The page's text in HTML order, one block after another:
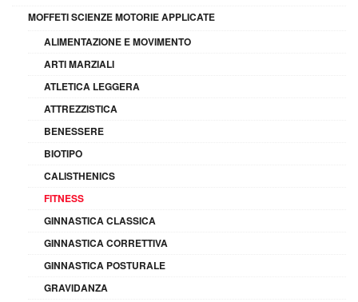
MOFFETI SCIENZE MOTORIE APPLICATE
ALIMENTAZIONE E MOVIMENTO
ARTI MARZIALI
ATLETICA LEGGERA
ATTREZZISTICA
BENESSERE
BIOTIPO
CALISTHENICS
FITNESS
GINNASTICA CLASSICA
GINNASTICA CORRETTIVA
GINNASTICA POSTURALE
GRAVIDANZA